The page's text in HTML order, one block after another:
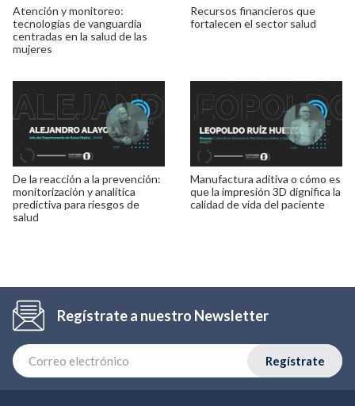
Atención y monitoreo:
tecnologías de vanguardia
centradas en la salud de las
mujeres
Recursos financieros que
fortalecen el sector salud
De la reacción a la prevención:
monitorización y analítica
predictiva para riesgos de
salud
Manufactura aditiva o cómo es
que la impresión 3D dignifica la
calidad de vida del paciente
Regístrate a nuestro Newsletter
Regístrate